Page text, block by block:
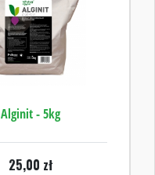
Alginit - 5kg
25,00 zł